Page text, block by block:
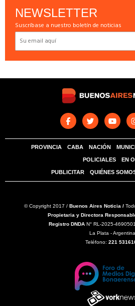
NEWSLETTER
Suscríbase a nuestro boletín de noticias
PROVINCIA CABA NACIÓN
POLICIALES EN
PUBLICITAR QUIÉNES
© Copyright 2017 / Buenos Aires Noticia /
Propietaria y Directora
Registro DNDA N° RL-2025-
La Plata - Argentina
Teléfono: 221